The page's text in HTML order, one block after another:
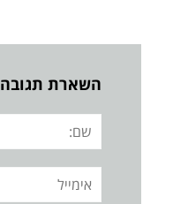
השארת תגובה
שם:
אימייל